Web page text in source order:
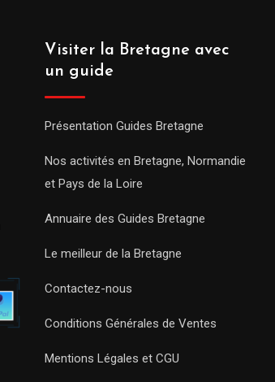
Visiter la Bretagne avec
un guide
Présentation Guides Bretagne
Nos activités en Bretagne, Normandie
et Pays de la Loire
Annuaire des Guides Bretagne
Le meilleur de la Bretagne
Contactez-nous
Conditions Générales de Ventes
Mentions Légales et CGU